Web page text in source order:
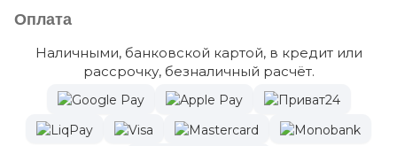
Оплата
Наличными, банковской картой, в кредит или
рассрочку, безналичный расчёт.